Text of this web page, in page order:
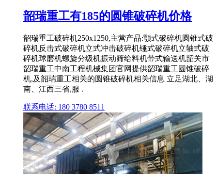
韶瑞重工有185的圆锥破碎机价格
韶瑞重工破碎机250x1250,主营产品:颚式破碎机圆锥式破
碎机反击式破碎机立式冲击破碎机锤式破碎机立轴式破
碎机球磨机螺旋分级机振动筛给料机带式输送机韶关市
韶瑞重工中南工程机械集团官网提供韶瑞重工圆锥破碎
机,及韶瑞重工相关的圆锥破碎机相关信息 立足湖北、湖
南、江西三省,服 .
联系电话: 180 3780 8511